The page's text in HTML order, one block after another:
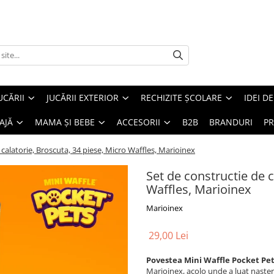
JUCĂRII EXTERIOR RECHIZITE ȘCOLARE IDEI
MAMA ȘI BEBE ACCESORII B2B BRANDURI
Broscuta, 34 piese, Micro Waffles, Marioinex
Set de constructie de
Waffles, Marioinex
Marioinex
29,00 Lei
Povestea Mini Waffle Pocket
Marioinex, acolo unde a luat